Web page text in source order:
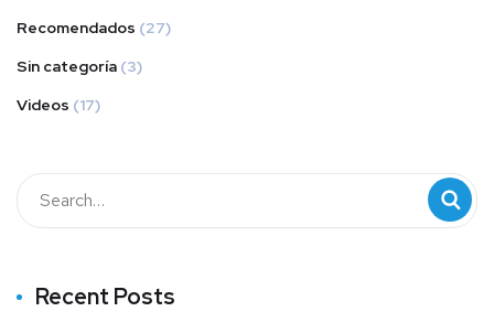
Recomendados (27)
Sin categoría (3)
Videos (17)
Recent Posts